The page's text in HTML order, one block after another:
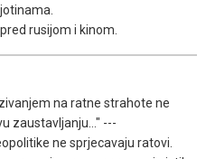
rusijom i kinom.
na ratne strahote ne
zaustavljanju..." ---
ne sprjecavaju ratovi.